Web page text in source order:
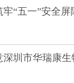
“五一”安全
圳市华瑞康